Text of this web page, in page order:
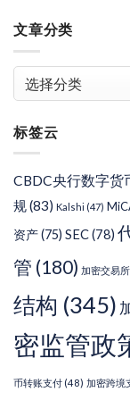
文章分类
类
标签云
CBDC央行数字货
规(83) Kalshi (47)
资产(75) SEC(78)
管 (180) 加密交易
结构 (345)
密监管政
币转账支付 (48) 加密跨境